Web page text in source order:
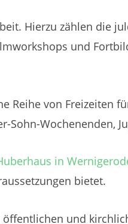
Hierzu zählen die
und
von Freizeiten
Sohn-Wochenenden,
in
bietet.
und